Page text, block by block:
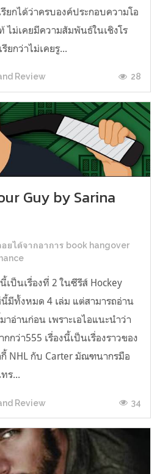
ยกได้ว่าครบองค์ประกอบความโอ
ไม่เคยมีความสัมพันธ์ในเชิงโร
ยกว่าไม่เคยรู...
Review 28
Guy by Sarina
ยได้จากอาการ book hangover
เป็นเรื่องที่ 2 ในซีรีส์ Hockey
มีทั้งหมด 4 เล่ม แต่สามารถอ่าน
อ่านก่อน เพราะเอไอแนะนำว่า
กกว่า555 เรื่องนี้เป็นเรื่องราวของ
NHL กับ Carter มัณฑนากรมือ
ร...
Review 34